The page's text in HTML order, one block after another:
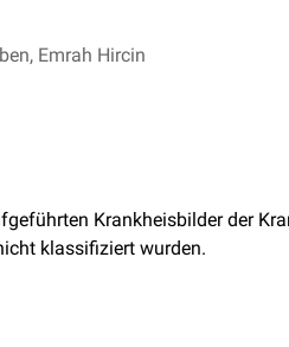
Emrah Hircin
Krankheisbilder der
klassifiziert wurden.